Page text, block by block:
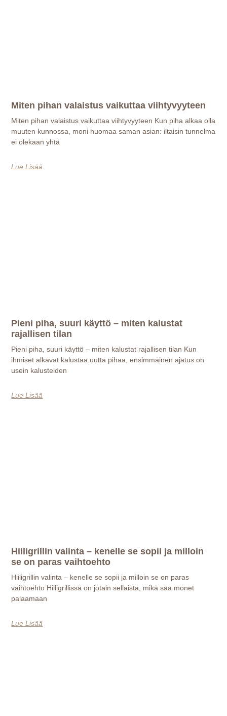
Miten pihan valaistus vaikuttaa viihtyvyyteen
Miten pihan valaistus vaikuttaa viihtyvyyteen Kun piha alkaa olla
muuten kunnossa, moni huomaa saman asian: iltaisin tunnelma
ei olekaan yhtä
Lue Lisää
Pieni piha, suuri käyttö – miten kalustat
rajallisen tilan
Pieni piha, suuri käyttö – miten kalustat rajallisen tilan Kun
ihmiset alkavat kalustaa uutta pihaa, ensimmäinen ajatus on
usein kalusteiden
Lue Lisää
Hiiligrillin valinta – kenelle se sopii ja milloin
se on paras vaihtoehto
Hiiligrillin valinta – kenelle se sopii ja milloin se on paras
vaihtoehto Hiiligrillissä on jotain sellaista, mikä saa monet
palaamaan
Lue Lisää